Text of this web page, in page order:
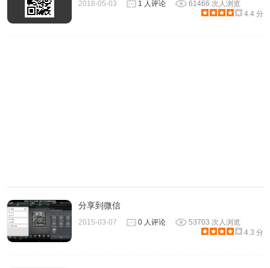
https://github.com/YGYOOO/WeChat-Shelter
2018-05-03 1 人评论
61466 次人浏览
4.4 分
分享到微信
2015-03-07 0 人评论
53703 次人浏览
4.3 分